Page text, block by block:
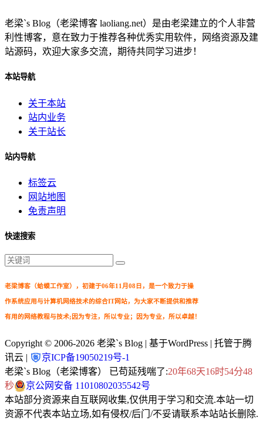
老梁`s Blog（老梁博客 laoliang.net）是由老梁建立的个人非营
利性博客，意在致力于推荐各种优秀实用软件，网络资源及建
站源码，欢迎大家多交流，期待共同学习进步！
本站导航
关于本站
站内业务
关于站长
站内导航
标签云
网站地图
免责声明
快速搜索
老梁博客（蛤蟆工作室），初建于06年11月08日，是一个致力于操
作系统应用与计算机网络技术的综合IT网站，为大家不断提供和推荐
有用的网络教程与技术;因为专注，所以专业；因为专业，所以卓越！
Copyright © 2006-2026 老梁`s Blog | 基于WordPress | 托管于腾
讯云 |
京ICP备19050219号-1
老梁`s Blog（老梁博客） 已苟延残喘了:20年68天16时54分50
秒
京公网安备 11010802035542号
本站部分资源来自互联网收集,仅供用于学习和交流.本站一切
资源不代表本站立场,如有侵权/后门/不妥请联系本站站长删除.